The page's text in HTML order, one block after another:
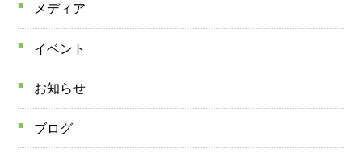
メディア
イベント
お知らせ
ブログ